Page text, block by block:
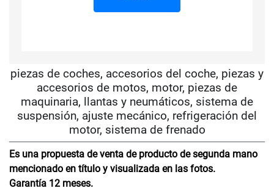
piezas de coches, accesorios del coche, piezas y
accesorios de motos, motor, piezas de
maquinaria, llantas y neumáticos, sistema de
suspensión, ajuste mecánico, refrigeración del
motor, sistema de frenado
Es una propuesta de venta de producto de segunda mano
mencionado en título y visualizada en las fotos.
Garantía 12 meses.